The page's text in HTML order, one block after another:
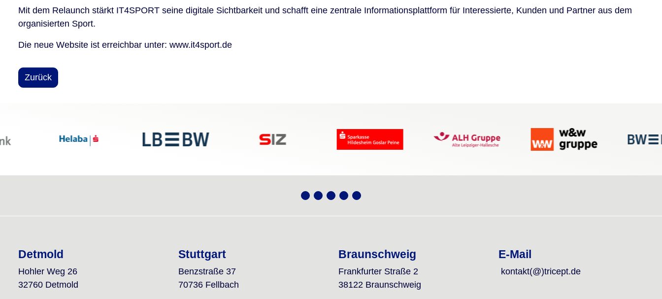
Mit dem Relaunch stärkt IT4SPORT seine digitale Sichtbarkeit und schafft eine zentrale Informationsplattform für Interessierte, Kunden und Partner aus dem
organisierten Sport.
Die neue Website ist erreichbar unter: www.it4sport.de
Zurück
Detmold
Hohler Weg 26
32760 Detmold
Stuttgart
Benzstraße 37
70736 Fellbach
Braunschweig
Frankfurter Straße 2
38122 Braunschweig
E-Mail
kontakt(@)tricept.de